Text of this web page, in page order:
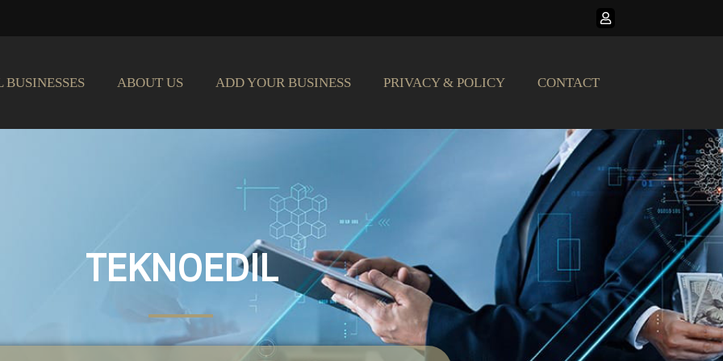
BUSINESSES ABOUT US ADD YOUR BUSINESS PRIVACY & POLICY CONTACT
TEKNOEDIL